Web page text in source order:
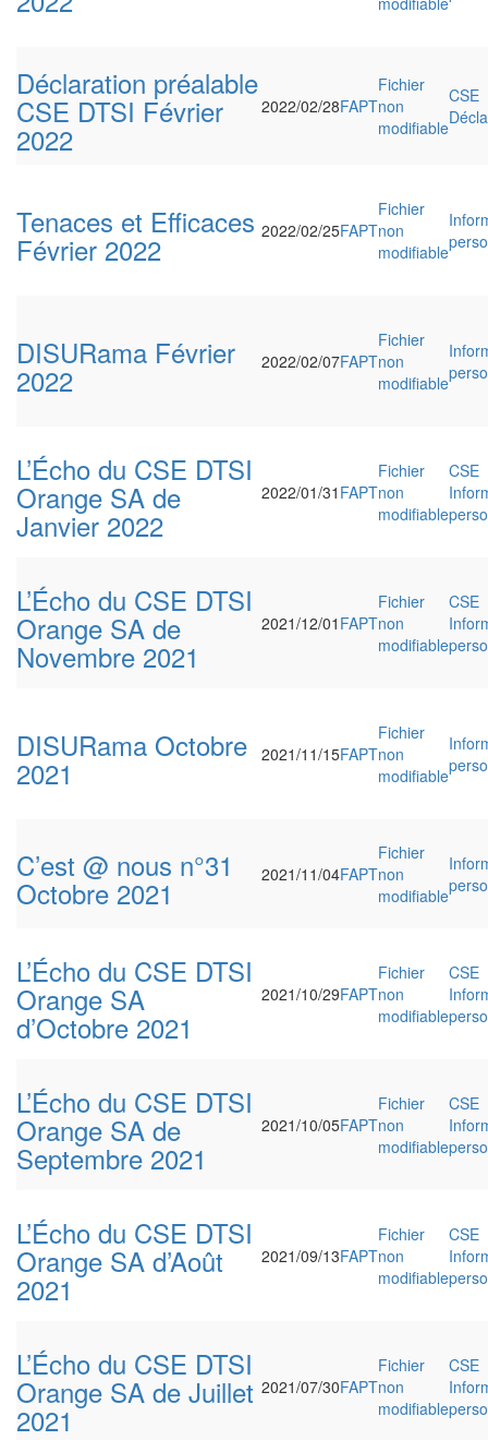
Déclaration préalable
CSE DTSI Février
2022
2022/02/28FAPT
Fichier
non
modifiable
CSE
Tenaces et Efficaces
Février 2022 2022/02/25FAPT
Fichier
non
modifiable
DISURama Février
2022 2022/02/07FAPT
Fichier
non
modifiable
L’Écho du CSE DTSI
Orange SA de
Janvier 2022
2022/01/31 FAPT
Fichier
non
modifiable
CSE
L’Écho du CSE DTSI
Orange SA de
Novembre 2021
2021/12/01 FAPT
Fichier
non
modifiable
CSE
DISURama Octobre
2021 2021/11/15FAPT
Fichier
non
modifiable
C’est @ nous n°31
Octobre 2021 2021/11/04FAPT
Fichier
non
modifiable
L’Écho du CSE DTSI
Orange SA
d’Octobre 2021
2021/10/29FAPT
Fichier
non
modifiable
CSE
L’Écho du CSE DTSI
Orange SA de
Septembre 2021
2021/10/05FAPT
Fichier
non
modifiable
CSE
L’Écho du CSE DTSI
Orange SA d’Août
2021
2021/09/13FAPT
Fichier
non
modifiable
CSE
L’Écho du CSE DTSI
Orange SA de Juillet
2021
2021/07/30FAPT
Fichier
non
modifiable
CSE